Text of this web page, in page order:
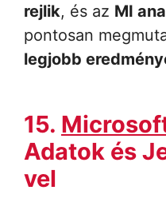
rejlik, és az MI
pontosan
legjobb
15.
Adatok és
vel